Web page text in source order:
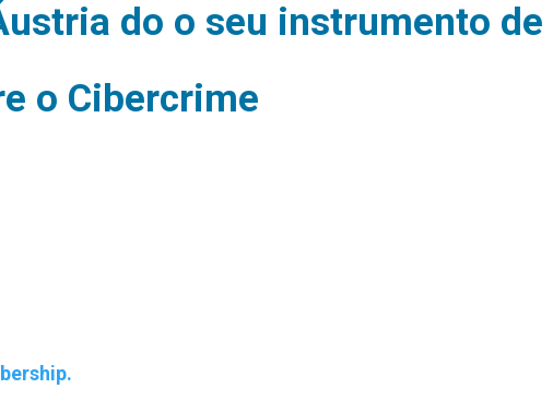
do o seu instrumento de
o Cibercrime